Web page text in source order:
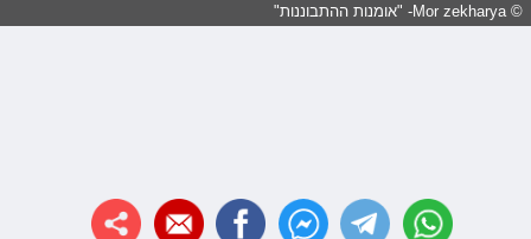
© Mor zekharya- "אומנות ההתבוננות"